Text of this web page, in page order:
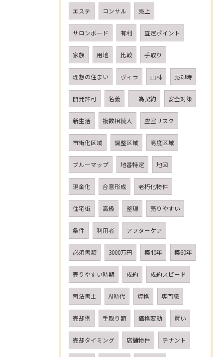
エステ コンサル 売上
サロンボード 有利 査定ポイント
家族 用地 比較 手取り
理想の住まい ヴィラ 山林 売却時
開発許可 名義 三為契約 安全対策
新生活 複数相続人 空室リスク
市街化区域 調整区域 高度区域
ブルーマップ 地番特定 地図
現金化 合意形成 老朽化物件
住宅街 高級 整理 売りやすい
条件 利用者 アフターケア
必須書類 3000万円 築40年 築60年
売りやすい時期 成約 成約スピード
司法書士 AI時代 資格 専門職
売却例 手取り額 価格変動 賢い
売却タイミング 店舗物件 テナント